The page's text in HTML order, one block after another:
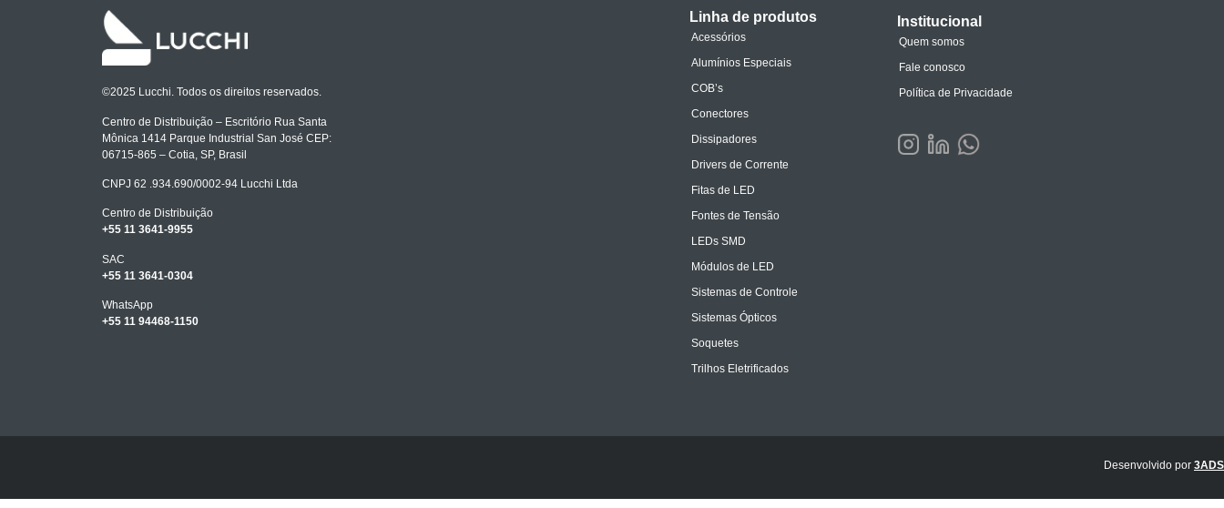
©2025 Lucchi. Todos os direitos reservados.
Centro de Distribuição – Escritório Rua Santa
Mônica 1414 Parque Industrial San José CEP:
06715-865 – Cotia, SP, Brasil
CNPJ 62 .934.690/0002-94 Lucchi Ltda
Centro de Distribuição
+55 11 3641-9955
SAC
+55 11 3641-0304
WhatsApp
+55 11 94468-1150
Linha de produtos
Acessórios
Alumínios Especiais
COB’s
Conectores
Dissipadores
Drivers de Corrente
Fitas de LED
Fontes de Tensão
LEDs SMD
Módulos de LED
Sistemas de Controle
Sistemas Ópticos
Soquetes
Trilhos Eletrificados
Institucional
Quem somos
Fale conosco
Política de Privacidade
Desenvolvido por 3ADS